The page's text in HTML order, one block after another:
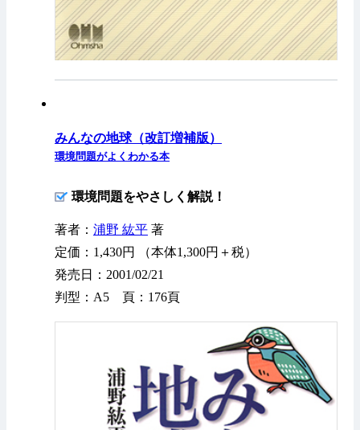
みんなの地球（改訂増補版）
環境問題がよくわかる本
環境問題をやさしく解説！
著者： 浦野 紘平 著
定価：1,430円 （本体1,300円＋税）
発売日：2001/02/21
判型：A5 頁：176頁